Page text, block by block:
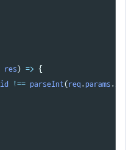
res ) => {
id !== parseInt( req . params .